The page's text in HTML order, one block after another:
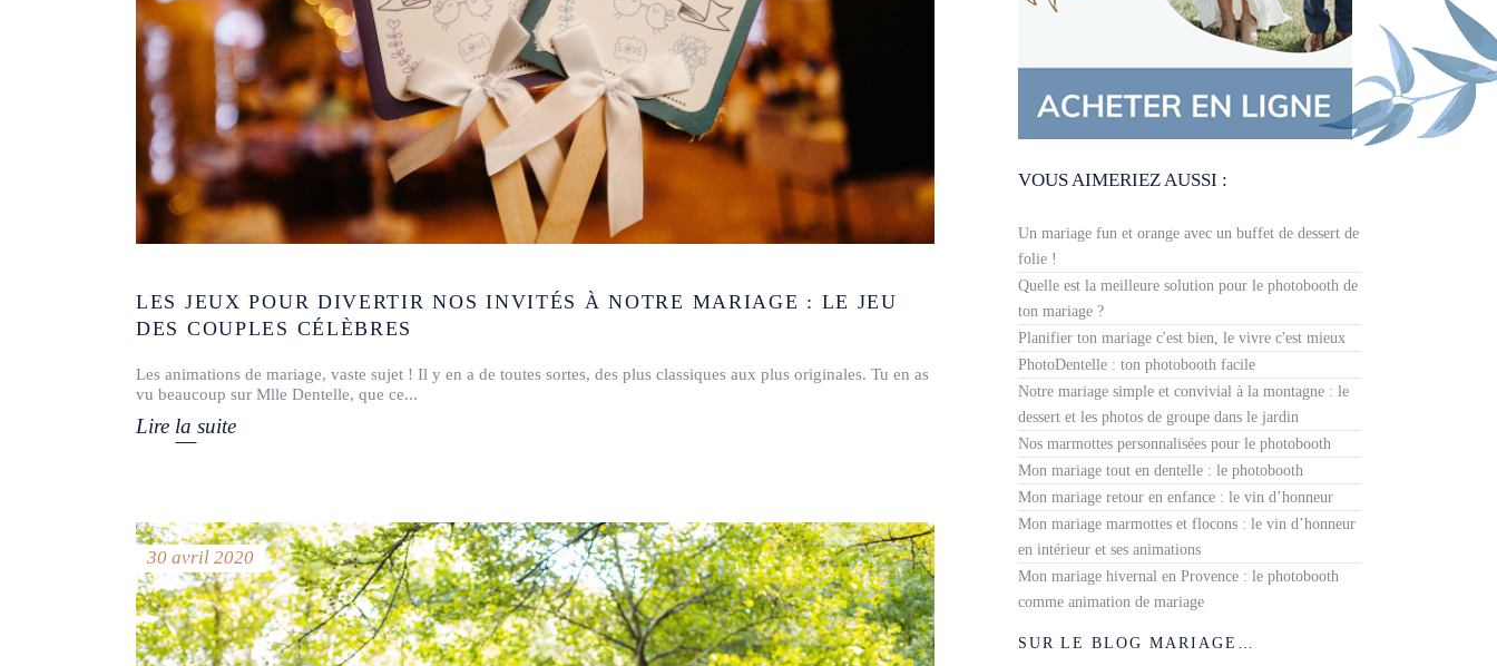
LES JEUX POUR DIVERTIR NOS INVITÉS À NOTRE MARIAGE : LE JEU
DES COUPLES CÉLÈBRES
Les animations de mariage, vaste sujet ! Il y en a de toutes sortes, des plus classiques aux plus originales. Tu en as
vu beaucoup sur Mlle Dentelle, que ce
Lire la suite
30 avril 2020
VOUS AIMERIEZ AUSSI :
Un mariage fun et orange avec un buffet de dessert de
folie !
Quelle est la meilleure solution pour le photobooth de
ton mariage ?
Planifier ton mariage c'est bien, le vivre c'est mieux
PhotoDentelle : ton photobooth facile
Notre mariage simple et convivial à la montagne : le
dessert et les photos de groupe dans le jardin
Nos marmottes personnalisées pour le photobooth
Mon mariage tout en dentelle : le photobooth
Mon mariage retour en enfance : le vin d’honneur
Mon mariage marmottes et flocons : le vin d’honneur
en intérieur et ses animations
Mon mariage hivernal en Provence : le photobooth
comme animation de mariage
SUR LE BLOG MARIAGE…